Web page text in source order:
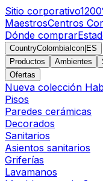
Sitio corporativo
MaestrosCentros
Dónde comprar
CountryColombiaIcon ES
Productos
Ambientes
Ofertas
Nueva colección
Pisos
Paredes cerámicas
Decorados
Sanitarios
Asientos sanitarios
Griferías
Lavamanos